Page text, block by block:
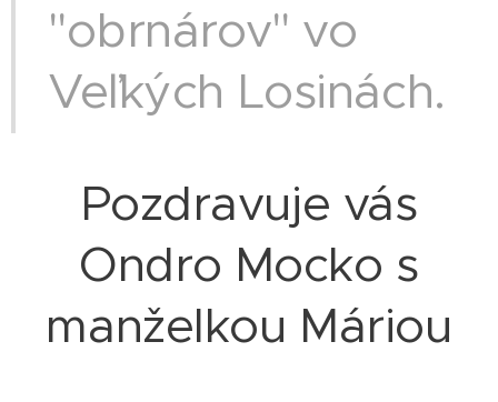
"obrnárov" vo
Veľkých Losinách.
Pozdravuje vás
Ondro Mocko s
manželkou Máriou